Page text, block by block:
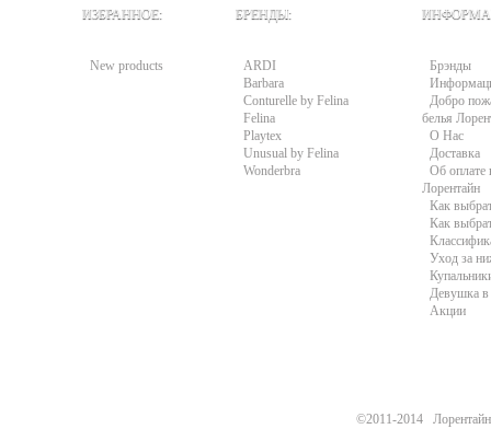
ИЗБРАННОЕ:
New products
БРЕНДЫ:
ARDI
Barbara
Conturelle by Felina
Felina
Playtex
Unusual by Felina
Wonderbra
Брэнды
Добро
белья
О Нас
Доставка
Об оплате
Лорентайн
Как
Как
Уход за
Девушка в
Акции
©2011-2014